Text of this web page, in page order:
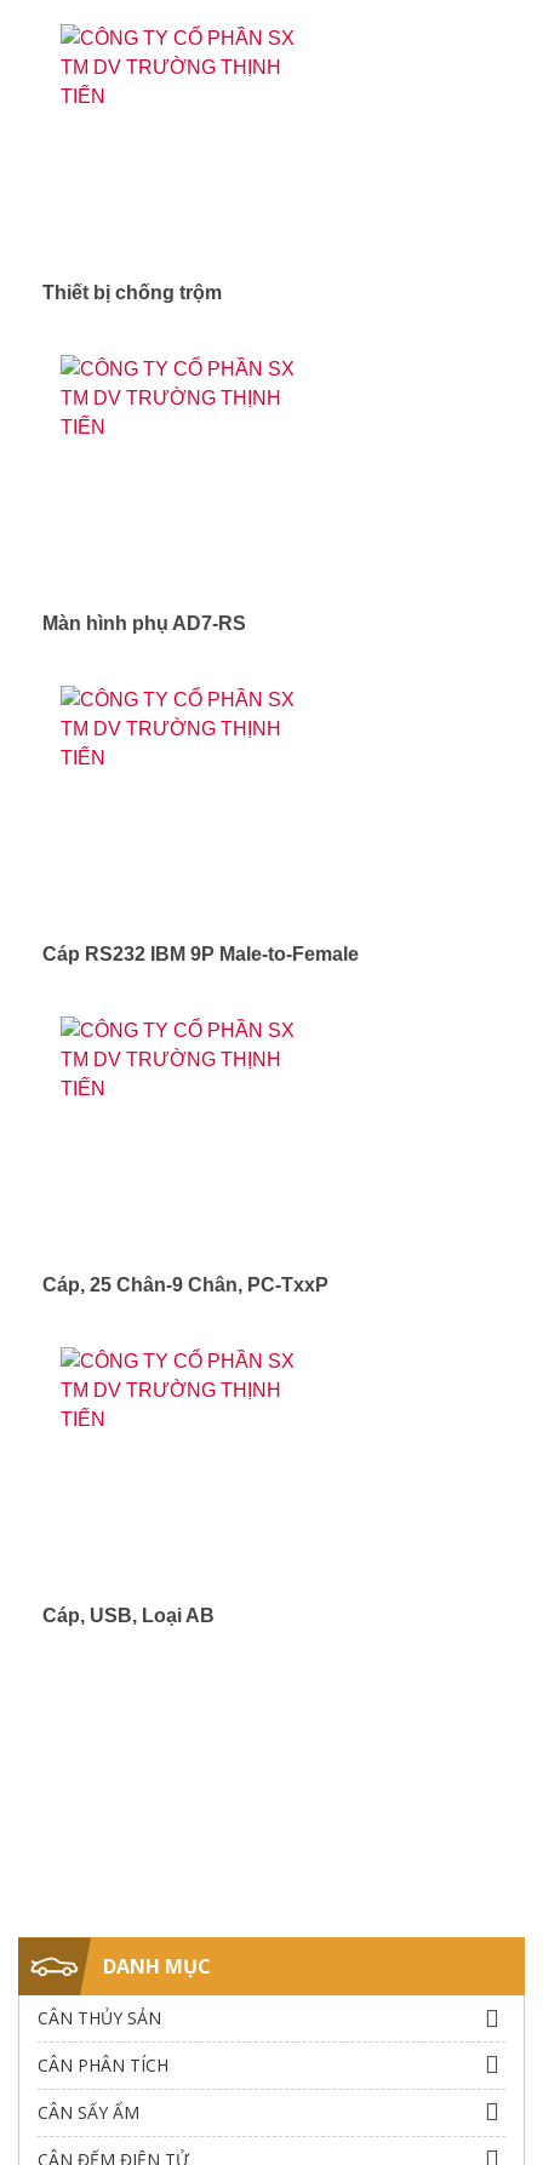
Thiết bị chống trộm
Màn hình phụ AD7-RS
Cáp RS232 IBM 9P Male-to-Female
Cáp, 25 Chân-9 Chân, PC-TxxP
Cáp, USB, Loại AB
DANH MỤC
CÂN THỦY SẢN
CÂN PHÂN TÍCH
CÂN SẤY ẨM
CÂN ĐẾM ĐIỆN TỬ